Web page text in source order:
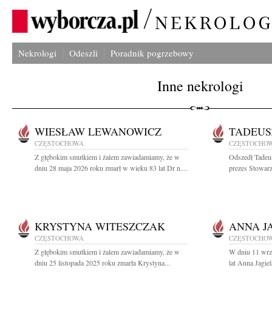
Nekrologi Odeszli Poradnik pogrzebowy
Inne nekrologi
WIESŁAW LEWANOWICZ
CZĘSTOCHOWA
Z głębokim smutkiem i żalem zawiadamiamy, że w
dniu 28 maja 2026 roku zmarł w wieku 83 lat Dr n....
Odszedł
prezes
KRYSTYNA WITESZCZAK
CZĘSTOCHOWA
Z głębokim smutkiem i żalem zawiadamiamy, że w
dniu 25 listopada 2025 roku zmarła Krystyna...
ANNA
W dniu 11
lat Anna